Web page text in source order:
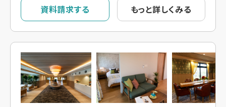
資料請求する もっと詳しくみる